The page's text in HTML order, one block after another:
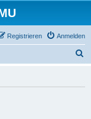
Anmelden
Registrieren